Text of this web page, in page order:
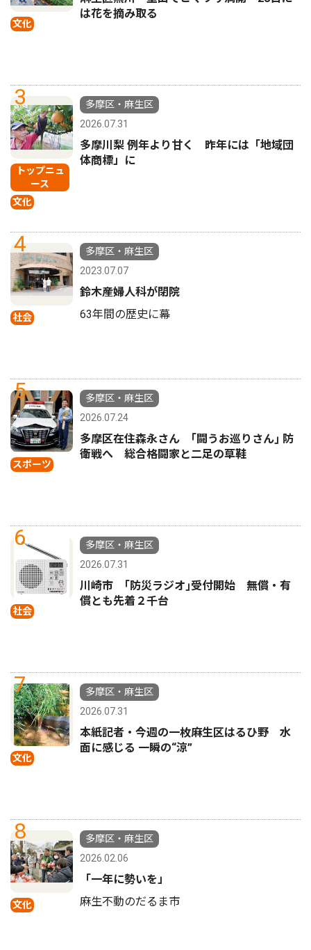
文化
は花を摘み取る
3
トップニュ
ース
文化
多摩区・麻生区
2026.07.31
多摩川梨 例年より甘く 昨年には「地域団
体商標」に
4
社会
多摩区・麻生区
2023.07.07
鈴木産婦人科が閉院
63年間の歴史に幕
5
スポーツ
多摩区・麻生区
2026.07.24
多摩区在住森永さん ｢闘うお巡りさん｣ 防
衛戦へ 総合格闘家と二足の草鞋
6
社会
多摩区・麻生区
2026.07.31
川崎市 ｢防災ラジオ｣受付開始 無償・有
償とも先着２千台
7
文化
多摩区・麻生区
2026.07.31
本紙記者・今週の一枚麻生区はるひ野 水
面に感じる 一瞬の“涼”
8
文化
多摩区・麻生区
2026.02.06
「一年に勢いを」
麻生不動のだるま市